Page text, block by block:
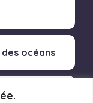
océans